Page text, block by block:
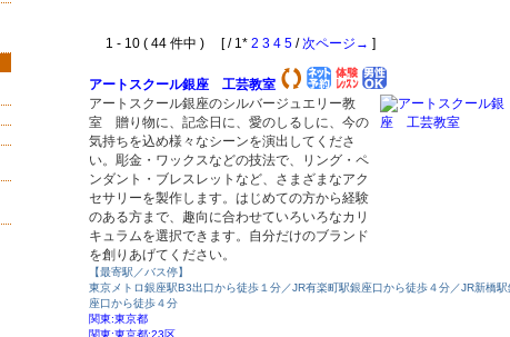
1 - 10 ( 44 件中 ) [ / 1* 2 3 4 5 / 次ページ→ ]
アートスクール銀座 工芸教室
アートスクール銀座のシルバージュエリー教
室 贈り物に、記念日に、愛のしるしに、今の
気持ちを込め様々なシーンを演出してくださ
い。彫金・ワックスなどの技法で、リング・ペ
ンダント・ブレスレットなど、さまざまなアク
セサリーを製作します。はじめての方から経験
のある方まで、趣向に合わせていろいろなカリ
キュラムを選択できます。自分だけのブランド
を創りあげてください。
【最寄駅／バス停】
東京メトロ銀座駅B3出口から徒歩１分／JR有楽町駅銀座口から徒歩４分／JR新橋駅
座口から徒歩４分
関東:東京都
関東:東京都:23区